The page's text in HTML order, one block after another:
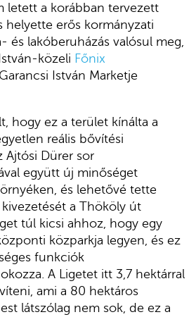
letett a korábban tervezett
helyette erős kormányzati
és lakóberuházás valósul meg,
közeli Főnix
István Marketje
hogy ez a terület kínálta a
reális bővítési
Ajtósi Dürer sor
együtt új minőséget
és lehetővé tette
a Thököly út
túl kicsi ahhoz, hogy egy
közparkja legyen, és ez
funkciók
A Ligetet itt 3,7 hektárral
ami a 80 hektáros
látszólag nem sok, de ez a